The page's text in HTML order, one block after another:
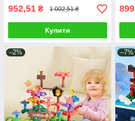
952,51 ₴ 1 002,51 ₴
Купити
899
–2% –7%